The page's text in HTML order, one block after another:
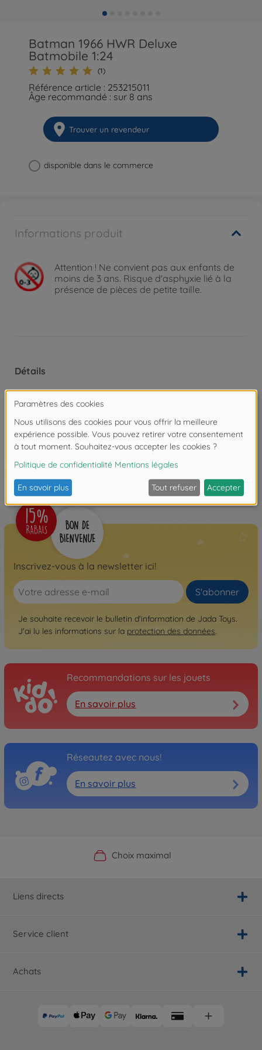
Batman 1966 HWR Deluxe
Batmobile 1:24
(1)
Référence article : 253215011
Âge recommandé : sur 8 ans
Trouver un revendeur
disponible dans le commerce
Informations produit
Attention ! Ne convient pas aux enfants de
moins de 3 ans. Risque d'asphyxie lié à la
présence de pièces de petite taille.
Détails
Échelle: 1:24
Les avis (1)
FAQ
Inscrivez-vous à la newsletter ici!
S'abonner
Je souhaite recevoir le bulletin d'information de Jada Toys.
J'ai lu les informations sur la protection des données.
Recommandations sur les jouets
En savoir plus
Réseautez avec nous!
En savoir plus
Boutique officielle du fabricant
Choix maximal
Service personnalisé
Livraison rapide
Liens directs
Service client
Achats